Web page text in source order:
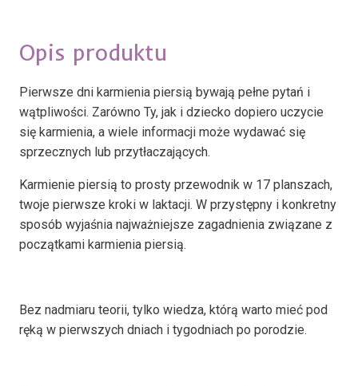
Opis produktu
Pierwsze dni karmienia piersią bywają pełne pytań i
wątpliwości. Zarówno Ty, jak i dziecko dopiero uczycie
się karmienia, a wiele informacji może wydawać się
sprzecznych lub przytłaczających.
Karmienie piersią to prosty przewodnik w 17 planszach,
twoje pierwsze kroki w laktacji. W przystępny i konkretny
sposób wyjaśnia najważniejsze zagadnienia związane z
początkami karmienia piersią.
Bez nadmiaru teorii, tylko wiedza, którą warto mieć pod
ręką w pierwszych dniach i tygodniach po porodzie.